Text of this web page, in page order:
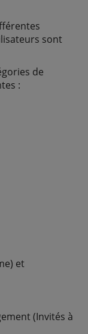
sont
de
:
et
(Invités à